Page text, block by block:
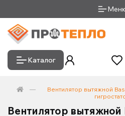
Каталог
Вентилятор вытяжной
Вентилятор вытяжной